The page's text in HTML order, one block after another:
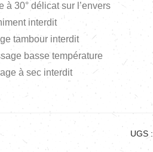
à 30° délicat sur l’envers
interdit
tambour interdit
basse température
à sec interdit
UGS :